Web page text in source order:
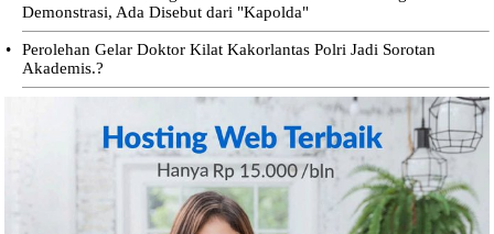
Demonstrasi, Ada Disebut dari "Kapolda"
•
Perolehan Gelar Doktor Kilat Kakorlantas Polri Jadi Sorotan
Akademis.?